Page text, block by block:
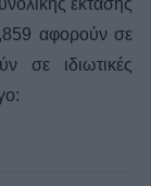
έκτασης
αφορούν σε
σε ιδιωτικές